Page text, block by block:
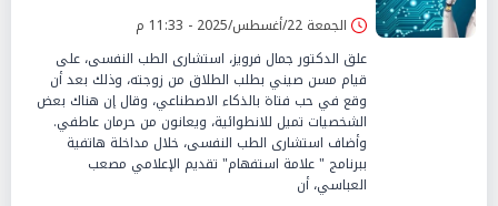
الجمعة 22/أغسطس/2025 - 11:33 م
علق الدكتور جمال فرويز، استشارى الطب النفسى، على
قيام مسن صيني بطلب الطلاق من زوجته، وذلك بعد أن
وقع في حب فتاة بالذكاء الاصطناعي، وقال إن هناك بعض
الشخصيات تميل للانطوائية، ويعانون من حرمان عاطفي.
وأضاف استشارى الطب النفسى، خلال مداخلة هاتفية
ببرنامج " علامة استفهام" تقديم الإعلامي مصعب
العباسي، أن